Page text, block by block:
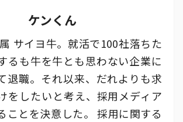
ケンくん
サイヨ牛。就活で100社落ちた
るも牛を牛とも思わない企業に
退職。それ以来、だれよりも求
をしたいと考え、採用メディア
ことを決意した。 採用に関する